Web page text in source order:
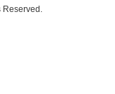
Reserved.